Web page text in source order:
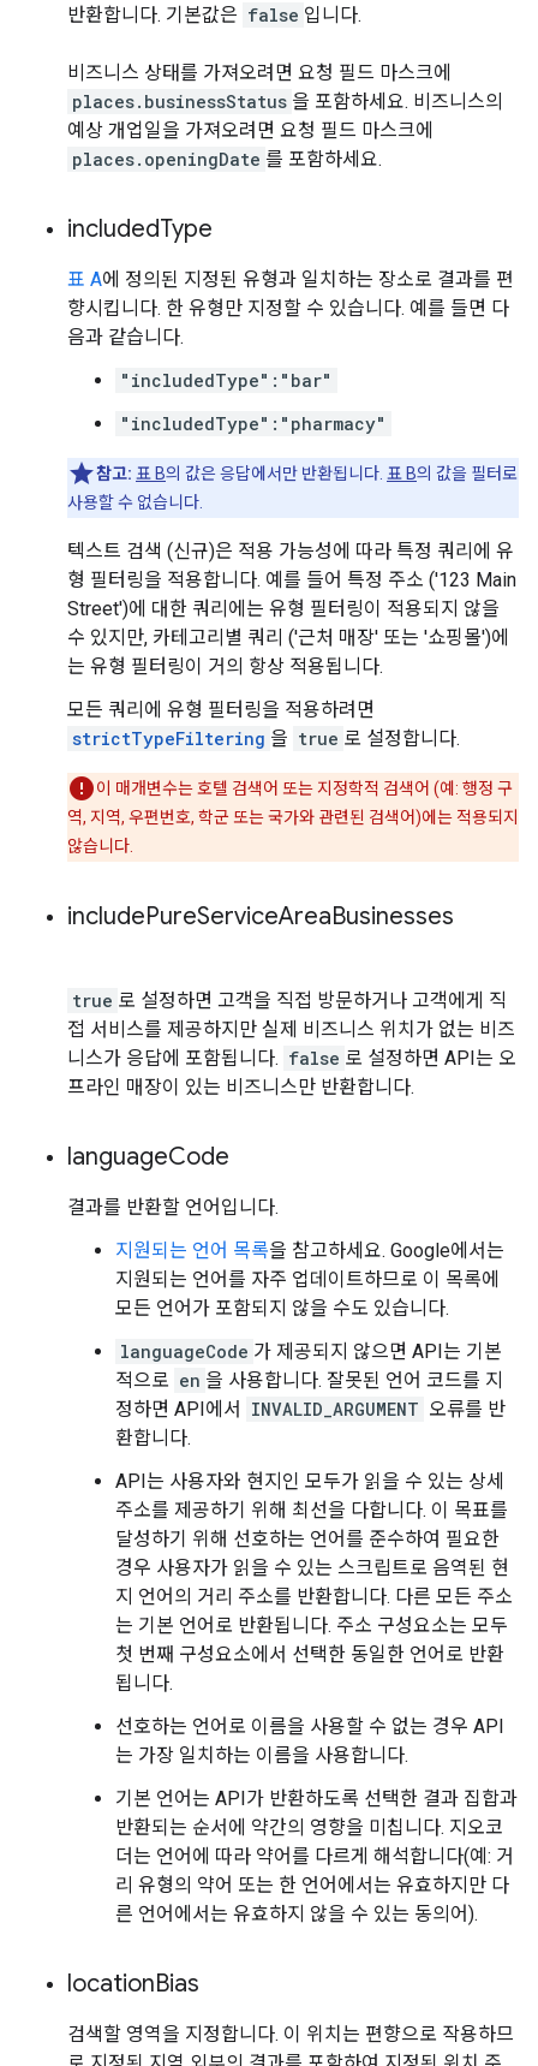
반환합니다. 기본값은 false 입니다.
비즈니스 상태를 가져오려면 요청 필드 마스크에
places.businessStatus 을 포함하세요. 비즈니스의
예상 개업일을 가져오려면 요청 필드 마스크에
places.openingDate 를 포함하세요.
includedType
표 A에 정의된 지정된 유형과 일치하는 장소로 결과를 편
향시킵니다. 한 유형만 지정할 수 있습니다. 예를 들면 다
음과 같습니다.
"includedType":"bar"
"includedType":"pharmacy"
참고: 표 B의 값은 응답에서만 반환됩니다. 표 B의 값을 필터로
사용할 수 없습니다.
텍스트 검색 (신규)은 적용 가능성에 따라 특정 쿼리에 유
형 필터링을 적용합니다. 예를 들어 특정 주소 ('123 Main
Street')에 대한 쿼리에는 유형 필터링이 적용되지 않을
수 있지만, 카테고리별 쿼리 ('근처 매장' 또는 '쇼핑몰')에
는 유형 필터링이 거의 항상 적용됩니다.
모든 쿼리에 유형 필터링을 적용하려면
strictTypeFiltering 을 true 로 설정합니다.
이 매개변수는 호텔 검색어 또는 지정학적 검색어 (예: 행정 구
역, 지역, 우편번호, 학군 또는 국가와 관련된 검색어)에는 적용되지
않습니다.
includePureServiceAreaBusinesses
true 로 설정하면 고객을 직접 방문하거나 고객에게 직
접 서비스를 제공하지만 실제 비즈니스 위치가 없는 비즈
니스가 응답에 포함됩니다. false 로 설정하면 API는 오
프라인 매장이 있는 비즈니스만 반환합니다.
languageCode
결과를 반환할 언어입니다.
지원되는 언어 목록을 참고하세요. Google에서는
지원되는 언어를 자주 업데이트하므로 이 목록에
모든 언어가 포함되지 않을 수도 있습니다.
languageCode 가 제공되지 않으면 API는 기본
적으로 en 을 사용합니다. 잘못된 언어 코드를 지
정하면 API에서
INVALID_ARGUMENT 오류를 반
환합니다.
API는 사용자와 현지인 모두가 읽을 수 있는 상세
주소를 제공하기 위해 최선을 다합니다. 이 목표를
달성하기 위해 선호하는 언어를 준수하여 필요한
경우 사용자가 읽을 수 있는 스크립트로 음역된 현
지 언어의 거리 주소를 반환합니다. 다른 모든 주소
는 기본 언어로 반환됩니다. 주소 구성요소는 모두
첫 번째 구성요소에서 선택한 동일한 언어로 반환
됩니다.
선호하는 언어로 이름을 사용할 수 없는 경우 API
는 가장 일치하는 이름을 사용합니다.
기본 언어는 API가 반환하도록 선택한 결과 집합과
반환되는 순서에 약간의 영향을 미칩니다. 지오코
더는 언어에 따라 약어를 다르게 해석합니다(예: 거
리 유형의 약어 또는 한 언어에서는 유효하지만 다
른 언어에서는 유효하지 않을 수 있는 동의어).
locationBias
검색할 영역을 지정합니다. 이 위치는 편향으로 작용하므